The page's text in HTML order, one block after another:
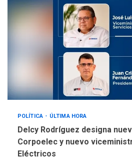
4
problema
REGIONALES
Alcaldía
Núcleo del
Orquestas
POLÍTICA ÚLTIMA HORA
Delcy Rodríguez designa
Corpoelec y nuevo
Eléctricos